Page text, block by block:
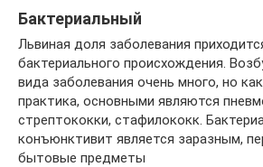
Бактериальный
Львиная доля заболевания
бактериального происхождения.
вида заболевания очень много, но
практика, основными являются
стрептококки, стафилококк.
конъюнктивит является заразным,
бытовые предметы